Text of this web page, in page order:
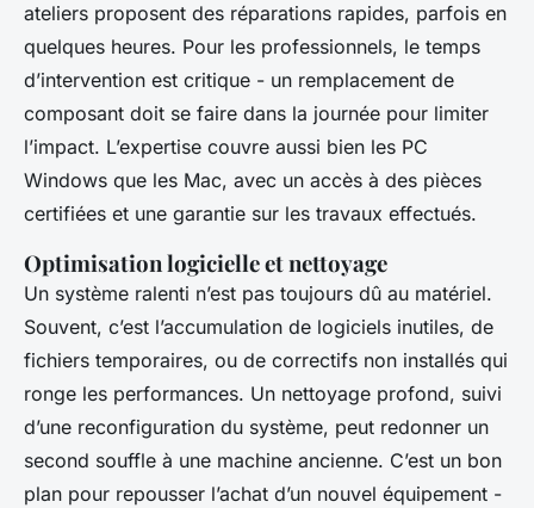
ateliers proposent des réparations rapides, parfois en
quelques heures. Pour les professionnels, le temps
d’intervention est critique - un remplacement de
composant doit se faire dans la journée pour limiter
l’impact. L’expertise couvre aussi bien les PC
Windows que les Mac, avec un accès à des pièces
certifiées et une garantie sur les travaux effectués.
Optimisation logicielle et nettoyage
Un système ralenti n’est pas toujours dû au matériel.
Souvent, c’est l’accumulation de logiciels inutiles, de
fichiers temporaires, ou de correctifs non installés qui
ronge les performances. Un nettoyage profond, suivi
d’une reconfiguration du système, peut redonner un
second souffle à une machine ancienne. C’est un bon
plan pour repousser l’achat d’un nouvel équipement -